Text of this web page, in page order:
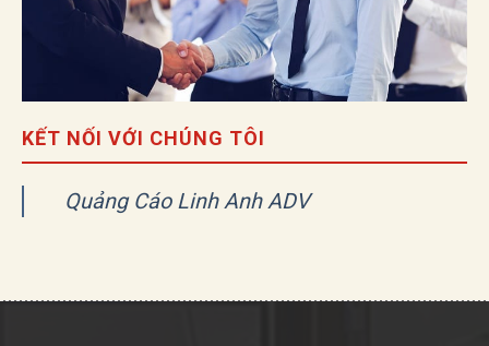
KẾT NỐI VỚI CHÚNG TÔI
Quảng Cáo Linh Anh ADV